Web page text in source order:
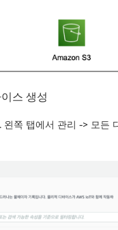
스 생성
왼쪽 탭에서 관리 -> 모